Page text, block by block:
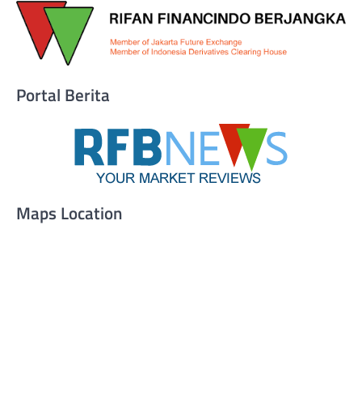
Portal Berita
Maps Location